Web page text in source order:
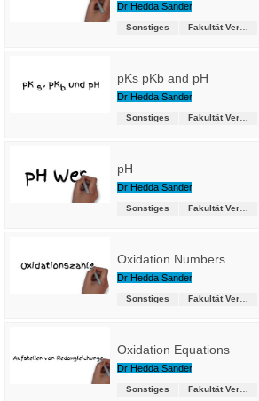
Dr Hedda Sander
Sonstiges
pKs pKb and pH
Dr Hedda Sander
Sonstiges
pH
Dr Hedda Sander
Sonstiges
Oxidation Numbers
Dr Hedda Sander
Sonstiges
Oxidation Equations
Dr Hedda Sander
Sonstiges